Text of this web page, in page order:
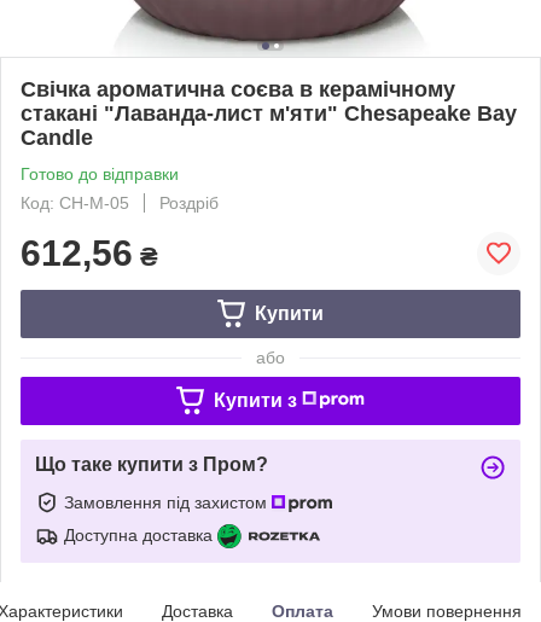
Свічка ароматична соєва в керамічному
стакані "Лаванда-лист м'яти" Chesapeake Bay
Candle
Готово до відправки
Код: CH-M-05
Роздріб
612,56 ₴
Купити
або
Купити з
Що таке купити з Пром?
Замовлення під захистом
Доступна доставка
Доставка Оплата Умови повернення